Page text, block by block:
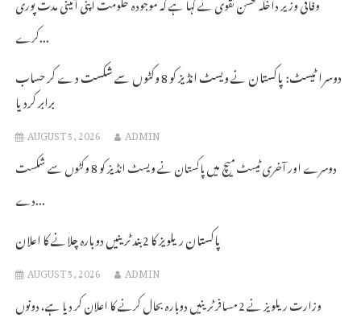
کرے...
دوسرا ٹیسٹ: پاکستان نے ویسٹ انڈیز کو 8 وکٹوں سے شکست دے کر حساب
برابر کردیا
AUGUST 5, 2026 ADMIN
دوسرے اور آخری ٹیسٹ میچ میں پاکستان نے ویسٹ انڈیز کو 8 وکٹوں سے شکست
دے...
پاکستان ریلویز کا 2 بند ٹرینیں دوبارہ چلانے کا اعلان
AUGUST 5, 2026 ADMIN
وزارت ریلویز نے 2 مسافر ٹرینیں دوبارہ بحال کرنے کا اعلان کر دیا ہے، دونوں